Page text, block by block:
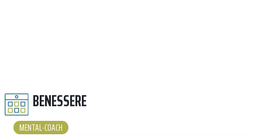
BENESSERE
MENTAL-COACH